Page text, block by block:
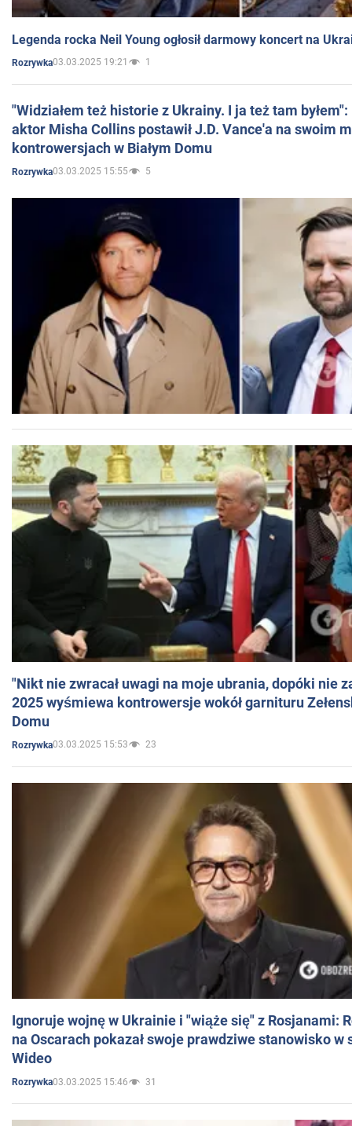
Legenda rocka Neil Young ogłosił darmowy koncert na
Rozrywka03.03.2025 19:21 1
"Widziałem też historie z Ukrainy. I ja też tam
aktor Misha Collins postawił J.D. Vance'a na swoim
kontrowersjach w Białym Domu
Rozrywka03.03.2025 15:55 5
"Nikt nie zwracał uwagi na moje ubrania, dopóki nie
2025 wyśmiewa kontrowersje wokół garnituru
Domu
Rozrywka03.03.2025 15:53 23
Ignoruje wojnę w Ukrainie i "wiąże się" z Rosjanami:
na Oscarach pokazał swoje prawdziwe stanowisko w
Wideo
Rozrywka03.03.2025 15:46 31